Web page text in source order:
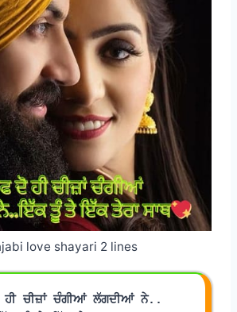
love shayari 2 lines
ਹੀ ਚੀਜ਼ਾਂ ਚੰਗੀਆਂ ਲੱਗਦੀਆਂ ਨੇ..